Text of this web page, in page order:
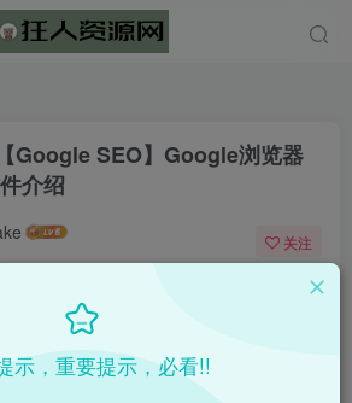
Google SEO】Google浏览器
介绍
关注
链接进入本站首页：
示，重要提示，必看!!